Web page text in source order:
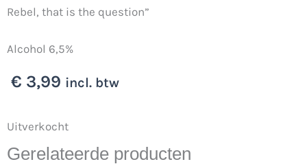
Rebel, that is the question”
Alcohol 6,5%
€ 3,99 incl. btw
Uitverkocht
Gerelateerde producten